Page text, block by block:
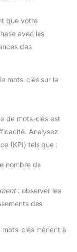
que votre
avec les
des
mots-clés sur la
de mots-clés est
Analysez
(KPI) tels que :
nombre de
: observer les
des
clés mènent à